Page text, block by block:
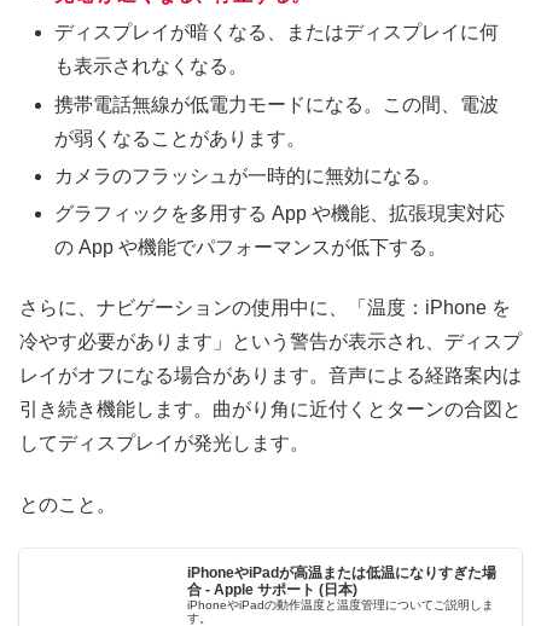
ディスプレイが暗くなる、またはディスプレイに何
も表示されなくなる。
携帯電話無線が低電力モードになる。この間、電波
が弱くなることがあります。
カメラのフラッシュが一時的に無効になる。
グラフィックを多用する App や機能、拡張現実対応
の App や機能でパフォーマンスが低下する。
さらに、ナビゲーションの使用中に、「温度：iPhone を
冷やす必要があります」という警告が表示され、ディスプ
レイがオフになる場合があります。音声による経路案内は
引き続き機能します。曲がり角に近付くとターンの合図と
してディスプレイが発光します。
とのこと。
iPhoneやiPadが高温または低温になりすぎた場
合 - Apple サポート (日本)
iPhoneやiPadの動作温度と温度管理についてご説明しま
す。